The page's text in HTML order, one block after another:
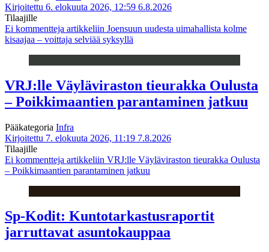
Kirjoitettu 6. elokuuta 2026, 12:59 6.8.2026
Tilaajille
Ei kommentteja artikkeliin Joensuun uudesta uimahallista kolme
kisaajaa – voittaja selviää syksyllä
VRJ:lle Väyläviraston tieurakka Oulusta
– Poikkimaantien parantaminen jatkuu
Pääkategoria Infra
Kirjoitettu 7. elokuuta 2026, 11:19 7.8.2026
Tilaajille
Ei kommentteja artikkeliin VRJ:lle Väyläviraston tieurakka Oulusta
– Poikkimaantien parantaminen jatkuu
Sp-Kodit: Kuntotarkastusraportit
jarruttavat asuntokauppaa